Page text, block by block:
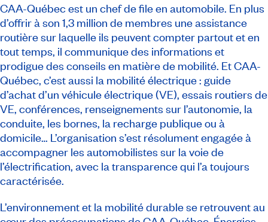
CAA-Québec est un chef de file en automobile. En plus
d’offrir à son 1,3 million de membres une assistance
routière sur laquelle ils peuvent compter partout et en
tout temps, il communique des informations et
prodigue des conseils en matière de mobilité. Et CAA-
Québec, c’est aussi la mobilité électrique : guide
d’achat d’un véhicule électrique (VE), essais routiers de
VE, conférences, renseignements sur l’autonomie, la
conduite, les bornes, la recharge publique ou à
domicile… L’organisation s’est résolument engagée à
accompagner les automobilistes sur la voie de
l’électrification, avec la transparence qui l’a toujours
caractérisée.
L’environnement et la mobilité durable se retrouvent au